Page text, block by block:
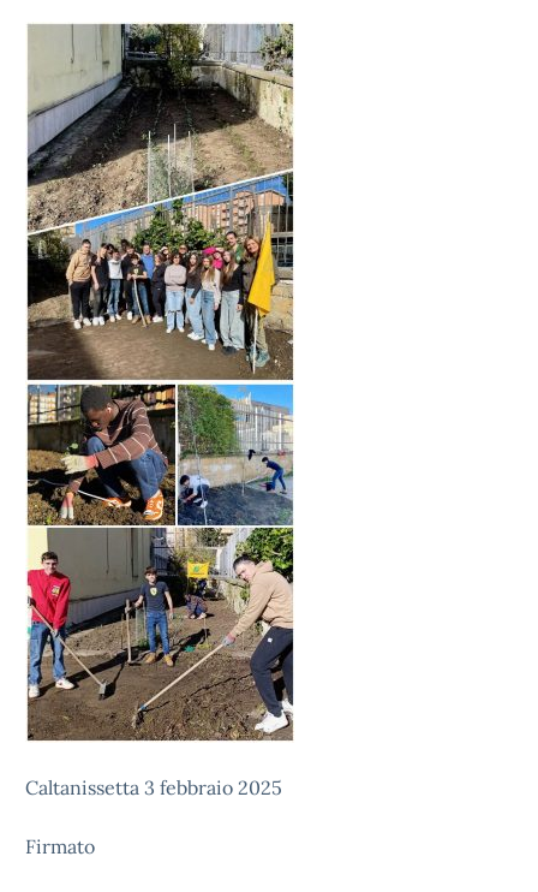
Caltanissetta 3 febbraio 2025
Firmato